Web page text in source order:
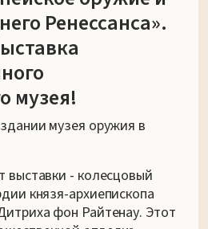
Ренессанса».
музея!
музея оружия в
выставки - колесцовый
князя-архиепископа
фон Райтенау. Этот